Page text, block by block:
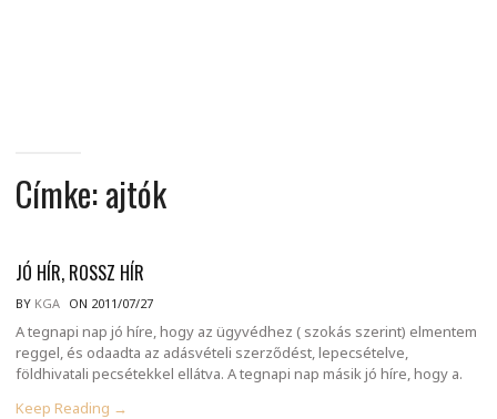
Címke:ajtók
JÓ HÍR, ROSSZ HÍR
BY KGA ON 2011/07/27
A tegnapi nap jó híre, hogy az ügyvédhez ( szokás szerint) elmentem
reggel, és odaadta az adásvételi szerződést, lepecsételve,
földhivatali pecsétekkel ellátva. A tegnapi nap másik jó híre, hogy a.
Keep Reading →